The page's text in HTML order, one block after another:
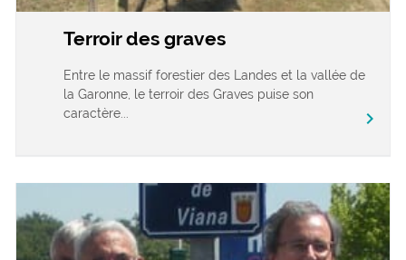
Terroir des graves
Entre le massif forestier des Landes et la vallée de
la Garonne, le terroir des Graves puise son
caractère...
chevron_right